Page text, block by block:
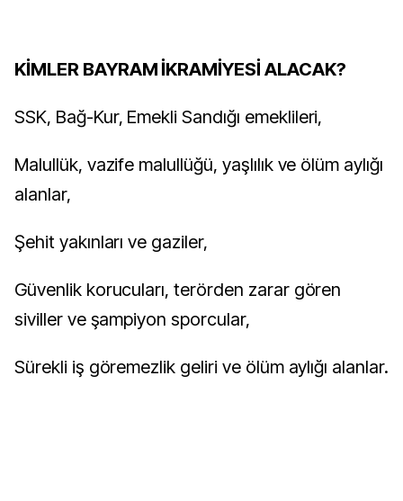
KİMLER BAYRAM İKRAMİYESİ ALACAK?
SSK, Bağ-Kur, Emekli Sandığı emeklileri,
Malullük, vazife malullüğü, yaşlılık ve ölüm aylığı
alanlar,
Şehit yakınları ve gaziler,
Güvenlik korucuları, terörden zarar gören
siviller ve şampiyon sporcular,
Sürekli iş göremezlik geliri ve ölüm aylığı alanlar.